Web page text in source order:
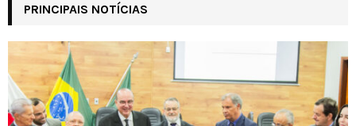
PRINCIPAIS NOTÍCIAS